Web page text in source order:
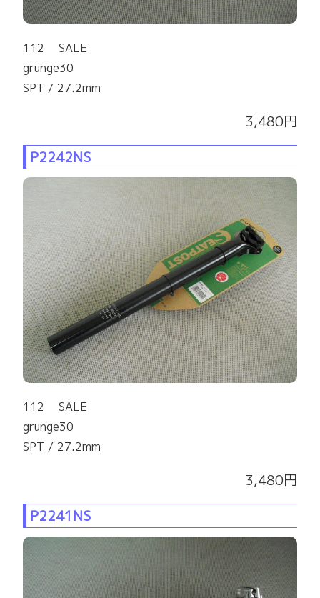
112 SALE
grunge30
SPT / 27.2mm
3,480円
P2242NS
112 SALE
grunge30
SPT / 27.2mm
3,480円
P2241NS